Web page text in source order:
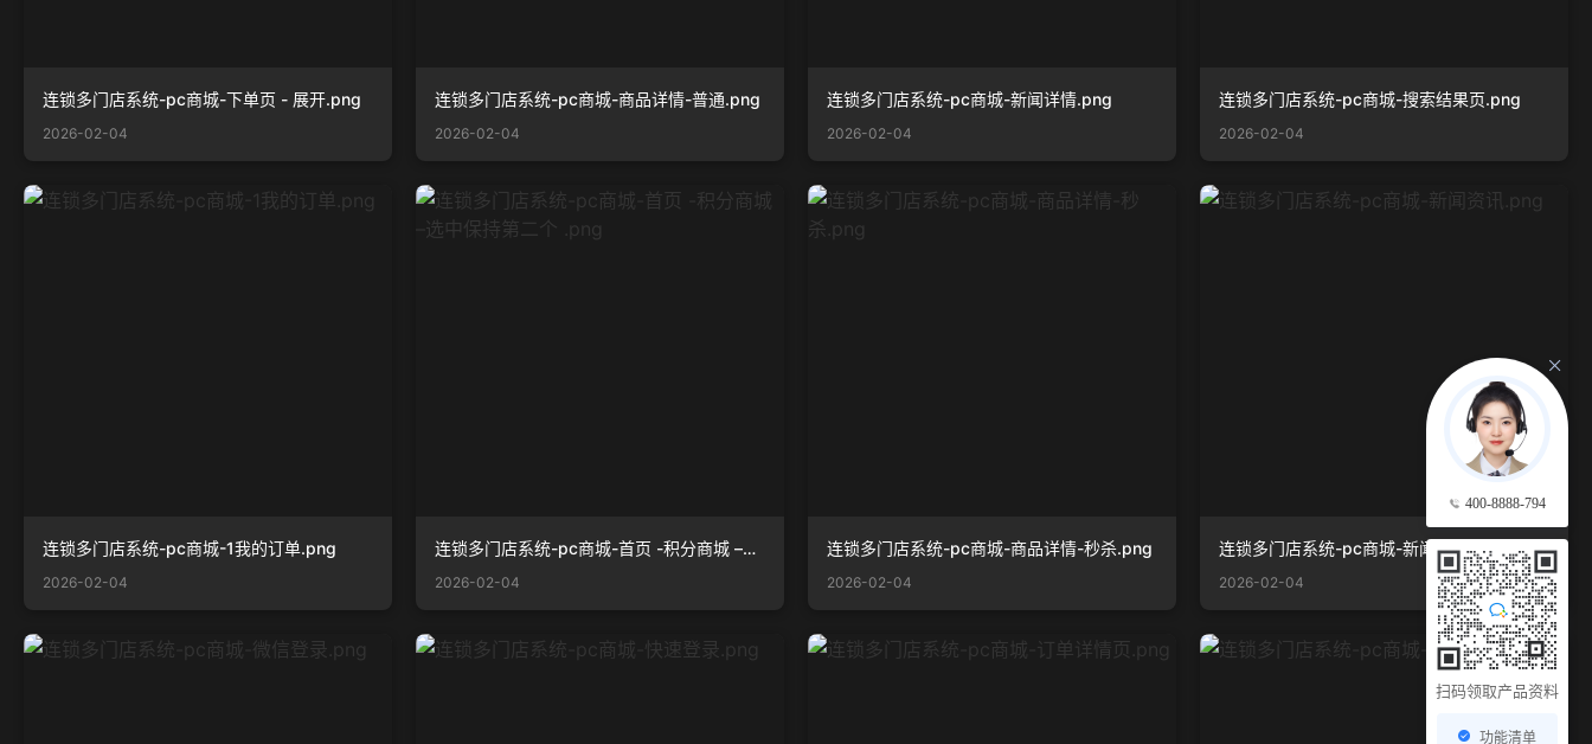
400-8888-794
扫码领取产品资料
功能清单
连锁多门店系统-pc商城-下单页 - 展开.png
2026-02-04
连锁多门店系统-pc商城-商品详情-普通.png
2026-02-04
连锁多门店系统-pc商城-新闻详情.png
2026-02-04
连锁多门店系统-pc商城-搜索结果页.png
2026-02-04
连锁多门店系统-pc商城-1我的订单.png
2026-02-04
连锁多门店系统-pc商城-首页 -积分商城 –选中保持第二个 .png
2026-02-04
连锁多门店系统-pc商城-商品详情-秒杀.png
2026-02-04
连锁多门店系统-pc商城-新闻资讯.png
2026-02-04